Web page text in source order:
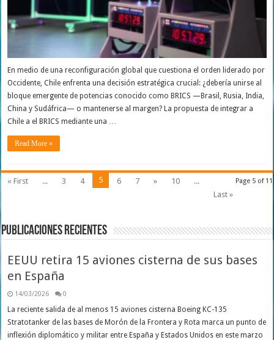
En medio de una reconfiguración global que cuestiona el orden liderado por
Occidente, Chile enfrenta una decisión estratégica crucial: ¿debería unirse al
bloque emergente de potencias conocido como BRICS —Brasil, Rusia, India,
China y Sudáfrica— o mantenerse al margen? La propuesta de integrar a
Chile a el BRICS mediante una …
Read More »
Page 5 of 11
« First ... 3 4 5 6 7 » 10
...
Last »
Publicaciones Recientes
EEUU retira 15 aviones cisterna de sus bases
en España
14/03/2026 0
La reciente salida de al menos 15 aviones cisterna Boeing KC-135
Stratotanker de las bases de Morón de la Frontera y Rota marca un punto de
inflexión diplomático y militar entre España y Estados Unidos en este marzo